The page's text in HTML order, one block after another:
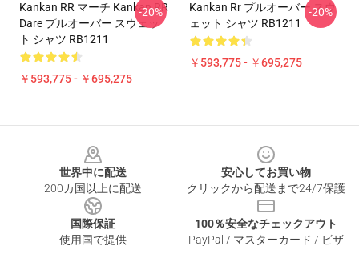
Kankan RR マーチ Kankan RR
Dare プルオーバー スウェッ
ト シャツ RB1211
￥593,775 - ￥695,275
-20%
Kankan Rr プルオーバー スウ
ェット シャツ RB1211
￥593,775 - ￥695,275
-20%
世界中に配送
200カ国以上に配送
安心してお買い物
クリックから配送まで24/7保護
国際保証
使用国で提供
100％安全なチェックアウト
PayPal / マスターカード / ビザ